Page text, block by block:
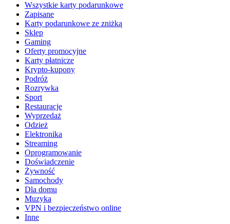
Wszystkie karty podarunkowe
Zapisane
Karty podarunkowe ze zniżką
Sklep
Gaming
Oferty promocyjne
Karty płatnicze
Krypto-kupony
Podróż
Rozrywka
Sport
Restauracje
Wyprzedaż
Odzież
Elektronika
Streaming
Oprogramowanie
Doświadczenie
Żywność
Samochody
Dla domu
Muzyka
VPN i bezpieczeństwo online
Inne